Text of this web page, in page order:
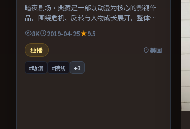
暗夜剧场·典藏是一部以动漫为核心的影视作
品，围绕危机、反转与人物成长展开，整体节
奏紧凑，值得推荐观看。
8K 2019-04-25
9.5
独播
美国
#动漫 #院线 +3